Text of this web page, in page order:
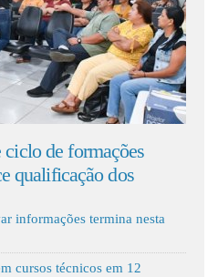
Volta às aulas
escolas estaduais de
informações termina nesta
cursos técnicos em 12